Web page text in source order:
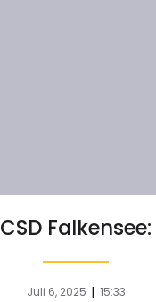
CSD Falkensee:
Juli 6, 2025 | 15:33